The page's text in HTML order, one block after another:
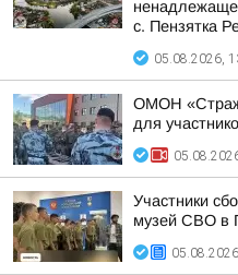
с. Пензятка
05.08.2026,
ОМОН
для
Участники
музей СВО в